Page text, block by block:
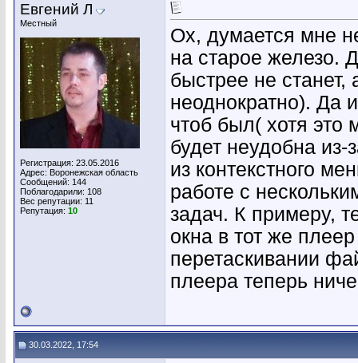
Евгений Л
Местный
Регистрация: 23.05.2016
Адрес: Воронежская область
Сообщений: 144
Поблагодарили: 108
Вес репутации: 11
Репутация: 10
Ох, думается мне
на старое железо.
быстрее не станет,
неоднократно). Да
чтоб был( хотя
будет неудобна из-
из контекстного
работе с
задач. К примеру,
окна в тот же
перетаскивании
плеера теперь
30.03.2022, 17:54